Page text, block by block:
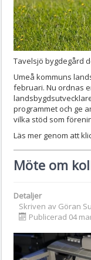
Tavelsjö bygdegård
Umeå kommuns
februari. Nu ordnas
programmet och ge
vilka stöd som
Läs mer genom att
Möte om
Detaljer
Skriven av Göran
Publicerad 04